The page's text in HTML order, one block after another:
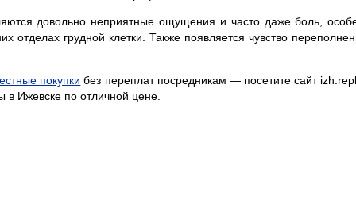
довольно неприятные ощущения и часто даже боль,
отделах грудной клетки. Также появляется чувство
покупки без переплат посредникам — посетите сайт
в Ижевске по отличной цене.